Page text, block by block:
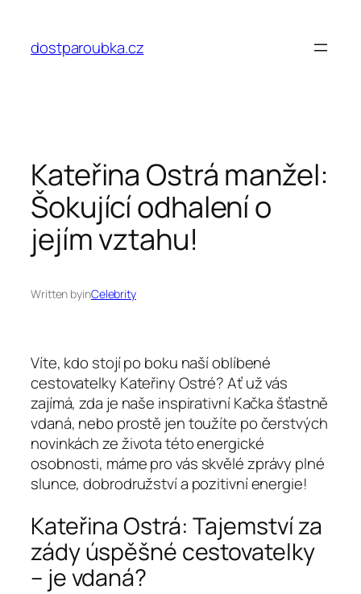
obsahdostparoubka.cz
Kateřina Ostrá manžel:
Šokující odhalení o
jejím vztahu!
Written byinCelebrity
Víte, kdo stojí po boku naší oblíbené
cestovatelky Kateřiny Ostré? Ať už vás
zajímá, zda je naše inspirativní Kačka šťastně
vdaná, nebo prostě jen toužíte po čerstvých
novinkách ze života této energické
osobnosti, máme pro vás skvělé zprávy plné
slunce, dobrodružství a pozitivní energie!
Kateřina Ostrá: Tajemství za
zády úspěšné cestovatelky
– je vdaná?